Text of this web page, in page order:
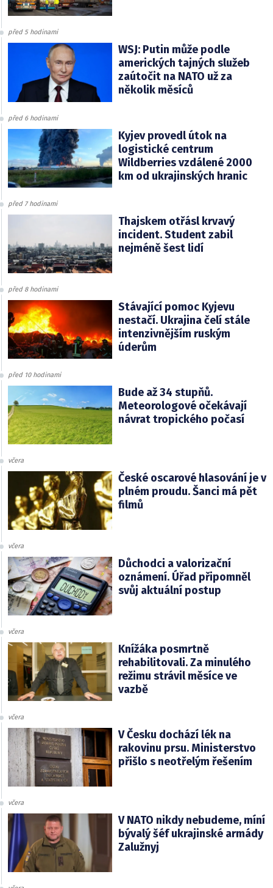
před 5 hodinami
WSJ: Putin může podle
amerických tajných služeb
zaútočit na NATO už za
několik měsíců
před 6 hodinami
Kyjev provedl útok na
logistické centrum
Wildberries vzdálené 2000
km od ukrajinských hranic
před 7 hodinami
Thajskem otřásl krvavý
incident. Student zabil
nejméně šest lidí
před 8 hodinami
Stávající pomoc Kyjevu
nestačí. Ukrajina čelí stále
intenzivnějším ruským
úderům
před 10 hodinami
Bude až 34 stupňů.
Meteorologové očekávají
návrat tropického počasí
včera
České oscarové hlasování je v
plném proudu. Šanci má pět
filmů
včera
Důchodci a valorizační
oznámení. Úřad připomněl
svůj aktuální postup
včera
Knížáka posmrtně
rehabilitovali. Za minulého
režimu strávil měsíce ve
vazbě
včera
V Česku dochází lék na
rakovinu prsu. Ministerstvo
přišlo s neotřelým řešením
včera
V NATO nikdy nebudeme, míní
bývalý šéf ukrajinské armády
Zalužnyj